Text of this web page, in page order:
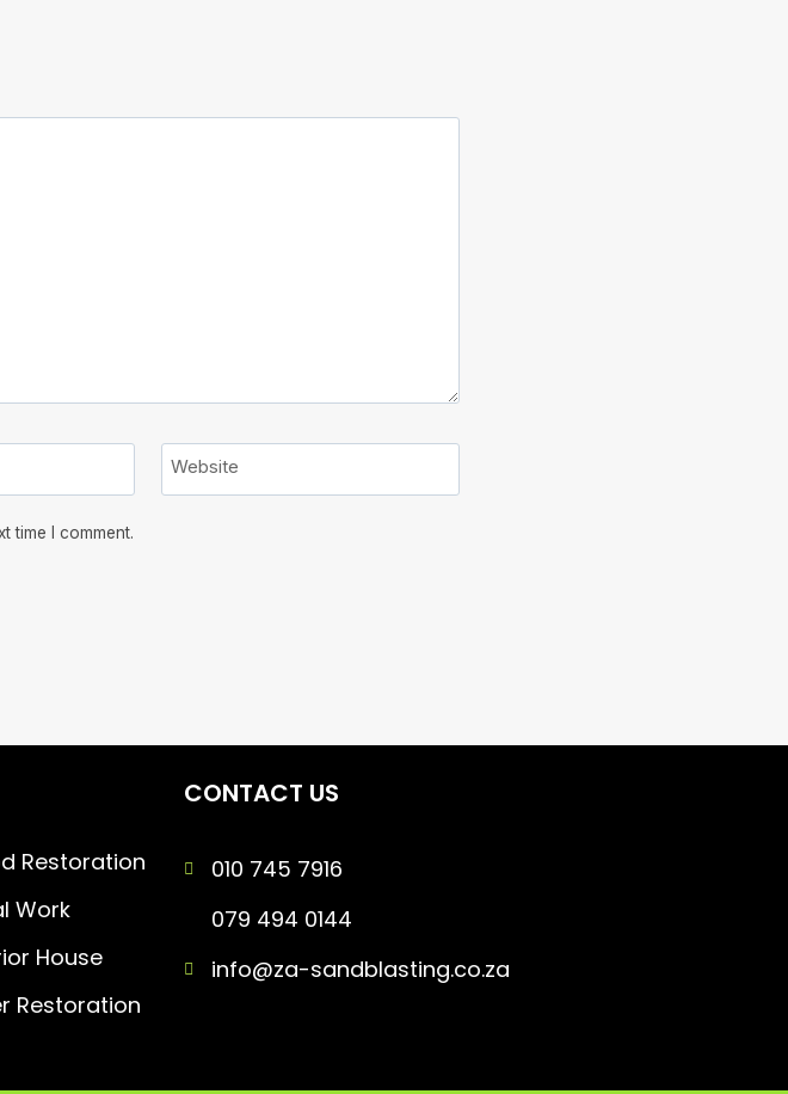
Website
time I comment.
Restoration
Work
House
Restoration
CONTACT US
010 745 7916
079 494 0144
info@za-sandblasting.co.za